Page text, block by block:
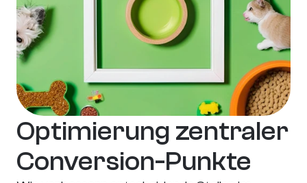
Optimierung zentraler
Conversion-Punkte